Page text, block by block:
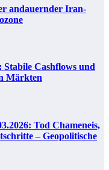
andauernder Iran-
Cashflows und
Märkten
Tod Chameneis,
– Geopolitische